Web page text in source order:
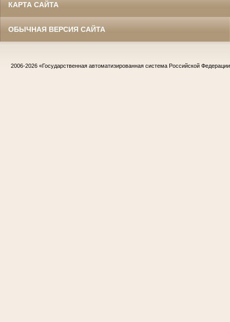
КАРТА САЙТА
ОБЫЧНАЯ ВЕРСИЯ САЙТА
2006-2026 «Государственная автоматизированная система Российской